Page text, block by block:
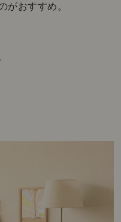
がおすすめ。